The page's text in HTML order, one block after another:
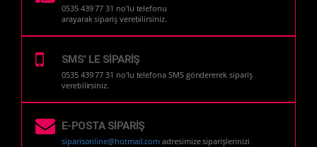
0535 439 77 31 no'lu telefonu
arayarak sipariş verebilirsiniz.
SMS' LE SİPARİŞ
0535 439 77 31 no'lu telefona SMS göndererek sipariş
verebilirsiniz.
E-POSTA SİPARİŞ
siparisonline@hotmail.com adresimize siparişlerinizi